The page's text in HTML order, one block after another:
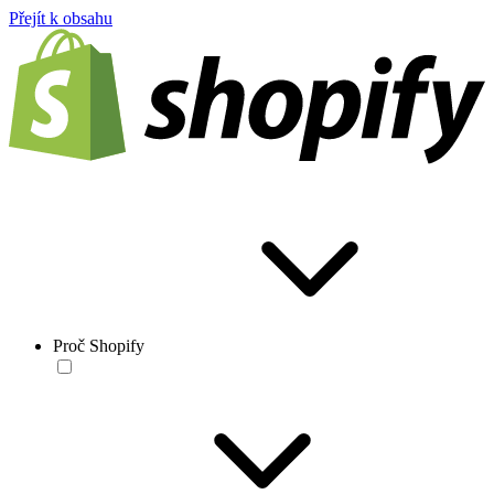
Přejít k obsahu
Proč Shopify